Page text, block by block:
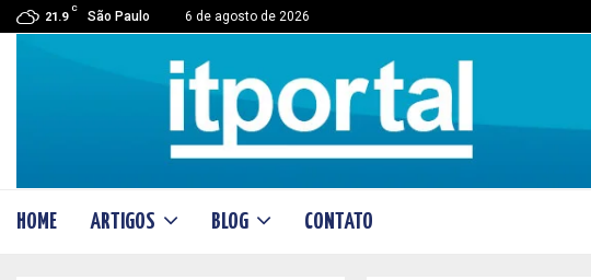
21.9
C
São Paulo 6 de agosto de 2026
HOME ARTIGOS BLOG CONTATO